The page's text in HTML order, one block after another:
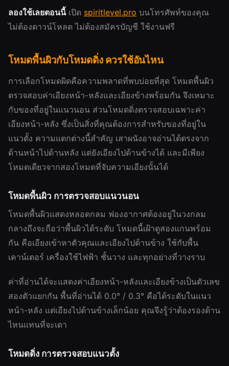
ลองใช้เลยตอนนี้เปิด spiritlevel.pro บนโทรศัพท์ของคุณ
ไม่ต้องดาวน์โหลด ไม่ต้องสมัครบัญชี ใช้งานฟรี
โหมดพื้นผิวกับโหมดดิ่ง ควรใช้อันไหน
การเลือกโหมดผิดคือความพลาดที่พบบ่อยที่สุด โหมดพื้นผิว
ตรวจสอบค่าเอียงหน้า-หลังและเอียงข้างพร้อมกัน จึงเหมาะ
กับของที่อยู่ในแนวนอน ส่วนโหมดดิ่งตรวจสอบเฉพาะค่า
เอียงหน้า-หลัง ซึ่งเป็นสิ่งที่คุณต้องการสำหรับของที่อยู่ใน
แนวตั้ง ความแตกต่างนี้สำคัญ เสาผนังอาจอ่านได้ตรงจาก
ด้านหน้าไปด้านหลัง แต่ยังเอียงไปด้านข้างได้ และมีเพียง
โหมดเดียวจากสองโหมดที่จับความเอียงนั้นได้
โหมดพื้นผิว การตรวจสอบแนวนอน
โหมดพื้นผิวแสดงหลอดกลม ฟองอากาศต้องอยู่ในวงกลม
กลางถึงจะถือว่าพื้นผิวได้ระดับ โหมดนี้เฝ้าดูสองแกนพร้อม
กัน คือเอียงเข้าหาตัวคุณและเอียงไปด้านข้าง ใช้กับพื้น
เคาน์เตอร์ เครื่องใช้ไฟฟ้า ชั้นวาง และทุกอย่างที่วางราบ
ค่าที่อ่านได้จะแสดงค่าเอียงหน้า-หลังและเอียงข้างเป็นตัวเลข
สองตัวแยกกัน พื้นที่อ่านได้ 0.0° / 0.3° คือได้ระดับในแนว
หน้า-หลัง แต่เอียงไปด้านข้างเล็กน้อย คุณจึงรู้ว่าต้องรองด้าน
ไหนแทนที่จะเดา
โหมดดิ่ง การตรวจสอบแนวตั้ง